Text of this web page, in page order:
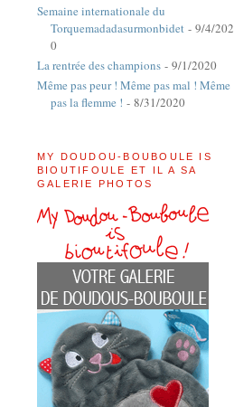
Semaine internationale du
Torquemadadasurmonbidet - 9/4/202
0
La rentrée des champions - 9/1/2020
Même pas peur ! Même pas mal ! Même
pas la flemme ! - 8/31/2020
MY DOUDOU-BOUBOULE IS
BIOUTIFOULE ET IL A SA
GALERIE PHOTOS